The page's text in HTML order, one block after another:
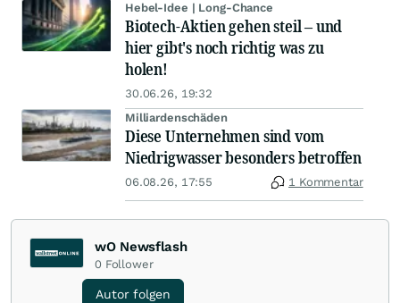
Hebel-Idee | Long-Chance
Biotech-Aktien gehen steil – und
hier gibt's noch richtig was zu
holen!
30.06.26, 19:32
Milliardenschäden
Diese Unternehmen sind vom
Niedrigwasser besonders betroffen
06.08.26, 17:55 1 Kommentar
wO Newsflash
0 Follower
Autor folgen